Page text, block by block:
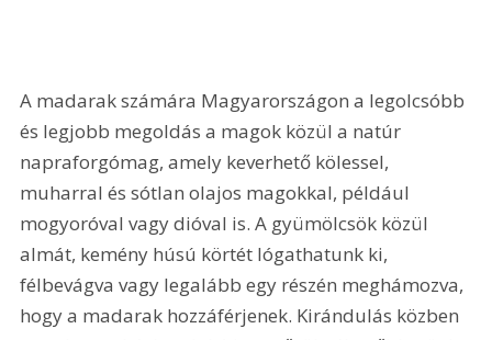
A madarak számára Magyarországon a legolcsóbb
és legjobb megoldás a magok közül a natúr
napraforgómag, amely keverhető kölessel,
muharral és sótlan olajos magokkal, például
mogyoróval vagy dióval is. A gyümölcsök közül
almát, kemény húsú körtét lógathatunk ki,
félbevágva vagy legalább egy részén meghámozva,
hogy a madarak hozzáférjenek. Kirándulás közben